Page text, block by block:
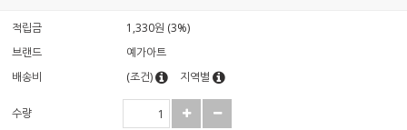
적립금
1,330원 (3%)
브랜드
예가아트
배송비
(조건) 지역별
수량